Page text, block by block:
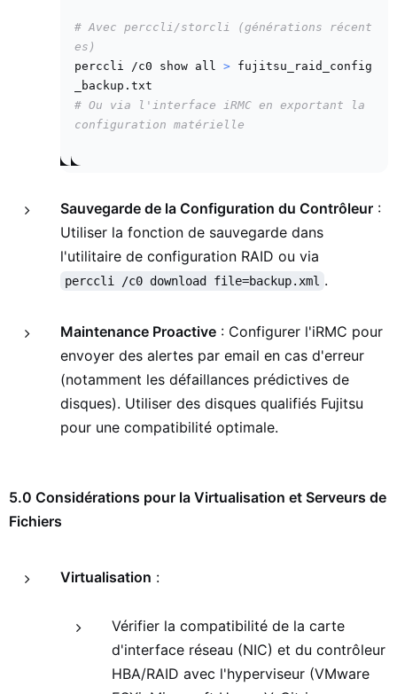
# Avec perccli/storcli (générations récent
es)
perccli /c0 show all > fujitsu_raid_config
# Ou via l'interface iRMC en exportant la
configuration matérielle
Sauvegarde de la Configuration du Contrôleur :
Utiliser la fonction de sauvegarde dans
l'utilitaire de configuration RAID ou via
perccli /c0 download file=backup.xml .
Maintenance Proactive : Configurer l'iRMC pour
envoyer des alertes par email en cas d'erreur
(notamment les défaillances prédictives de
disques). Utiliser des disques qualifiés Fujitsu
pour une compatibilité optimale.
5.0 Considérations pour la Virtualisation et Serveurs de
Fichiers
Virtualisation :
Vérifier la compatibilité de la carte
d'interface réseau (NIC) et du contrôleur
HBA/RAID avec l'hyperviseur (VMware